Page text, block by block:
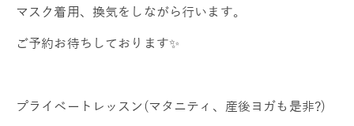
マスク着用、換気をしながら行います。
ご予約お待ちしております✨
プライベートレッスン(マタニティ、産後ヨガも是非?)